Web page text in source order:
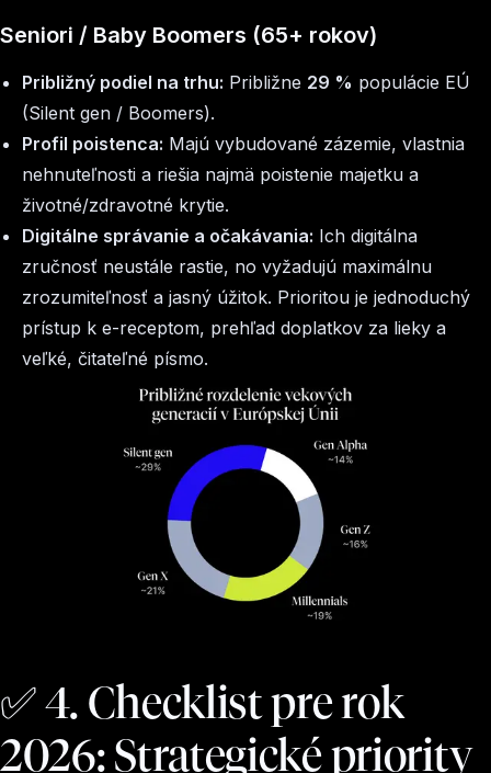
Seniori / Baby Boomers (65+ rokov)
Približný podiel na trhu: Približne 29 % populácie EÚ
(Silent gen / Boomers).
Profil poistenca: Majú vybudované zázemie, vlastnia
nehnuteľnosti a riešia najmä poistenie majetku a
životné/zdravotné krytie.
Digitálne správanie a očakávania: Ich digitálna
zručnosť neustále rastie, no vyžadujú maximálnu
zrozumiteľnosť a jasný úžitok. Prioritou je jednoduchý
prístup k e-receptom, prehľad doplatkov za lieky a
veľké, čitateľné písmo.
✅ 4. Checklist pre rok
2026: Strategické priority